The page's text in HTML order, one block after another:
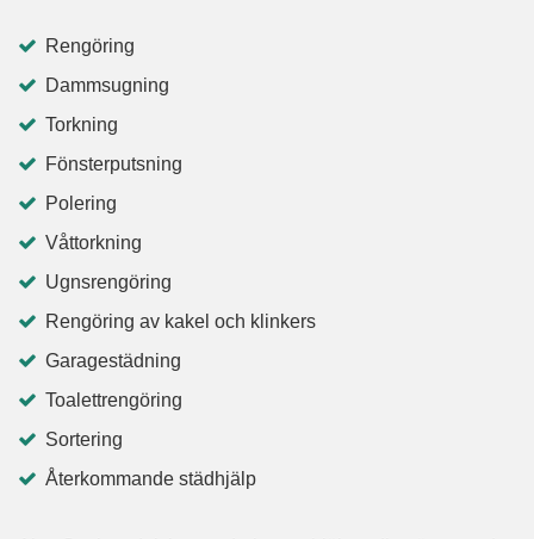
Rengöring
Dammsugning
Torkning
Fönsterputsning
Polering
Våttorkning
Ugnsrengöring
Rengöring av kakel och klinkers
Garagestädning
Toalettrengöring
Sortering
Återkommande städhjälp